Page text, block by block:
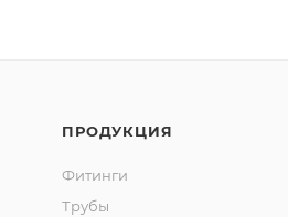
ПРОДУКЦИЯ
Фитинги
Трубы